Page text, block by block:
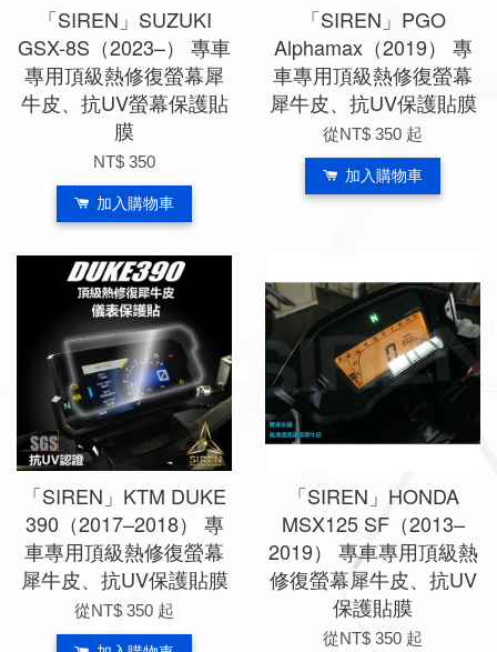
「SIREN」SUZUKI
GSX-8S（2023–） 專車
專用頂級熱修復螢幕犀
牛皮、抗UV螢幕保護貼
膜
NT$ 350
加入購物車
「SIREN」PGO
Alphamax（2019） 專
車專用頂級熱修復螢幕
犀牛皮、抗UV保護貼膜
從NT$ 350 起
加入購物車
「SIREN」KTM DUKE
390（2017–2018） 專
車專用頂級熱修復螢幕
犀牛皮、抗UV保護貼膜
從NT$ 350 起
「SIREN」HONDA
MSX125 SF（2013–
2019） 專車專用頂級熱
修復螢幕犀牛皮、抗UV
保護貼膜
從NT$ 350 起